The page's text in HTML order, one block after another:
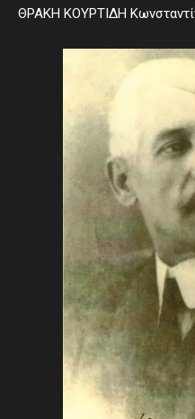
ΘΡΑΚΗ ΚΟΥΡΤΙΔΗ